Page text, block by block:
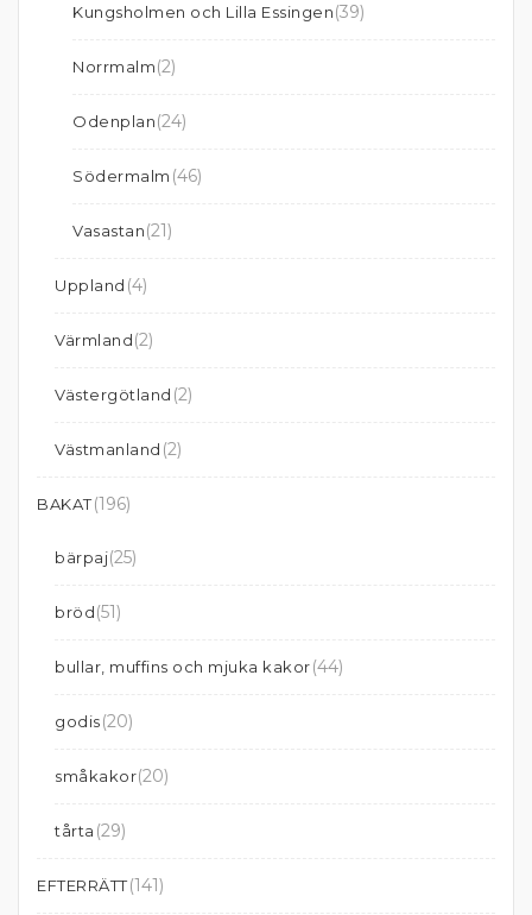
Kungsholmen och Lilla Essingen(39)
Norrmalm(2)
Odenplan(24)
Södermalm (46)
Vasastan(21)
Uppland (4)
Värmland(2)
Västergötland (2)
Västmanland (2)
BAKAT(196)
bärpaj(25)
bröd(51)
bullar, muffins och mjuka kakor(44)
godis(20)
småkakor(20)
tårta (29)
EFTERRÄTT(141)